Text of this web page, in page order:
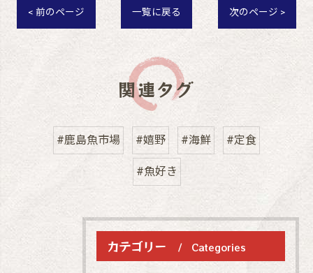
< 前のページ 一覧に戻る 次のページ >
関連タグ
#鹿島魚市場 #嬉野 #海鮮 #定食
#魚好き
カテゴリー Categories